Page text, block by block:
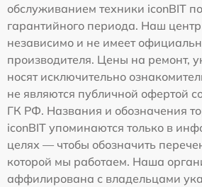
обслуживанием техники iconBIT
гарантийного периода. Наш
независимо и не имеет
производителя. Цены на ремонт,
носят исключительно
не являются публичной офертой
ГК РФ. Названия и обозначения
iconBIT упоминаются только в
целях — чтобы обозначить
которой мы работаем. Наша
аффилирована с владельцами